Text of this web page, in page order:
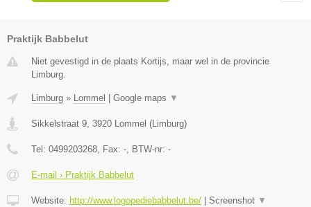
Praktijk Babbelut
Niet gevestigd in de plaats Kortijs, maar wel in de provincie
Limburg.
Limburg » Lommel | Google maps ▼
Sikkelstraat 9 3920 Lommel (Limburg)
Tel: 0499203268 , Fax: - , BTW-nr: -
E-mail › Praktijk Babbelut
Website: http://www.logopediebabbelut.be/ | Screenshot ▼